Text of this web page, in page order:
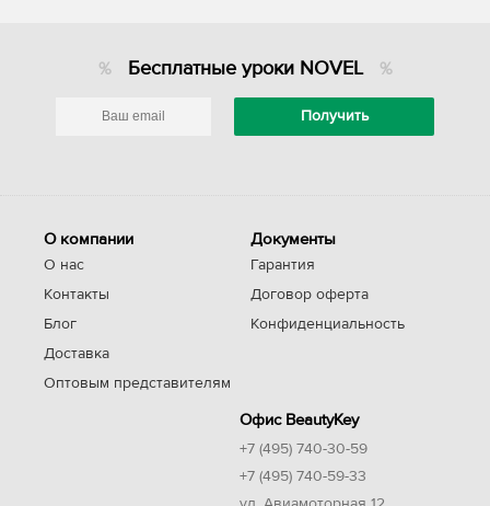
Бесплатные уроки NOVEL
О компании
О нас
Контакты
Блог
Доставка
Оптовым представителям
Документы
Гарантия
Договор оферта
Конфиденциальность
Офис BeautyKey
+7 (495) 740-30-59
+7 (495) 740-59-33